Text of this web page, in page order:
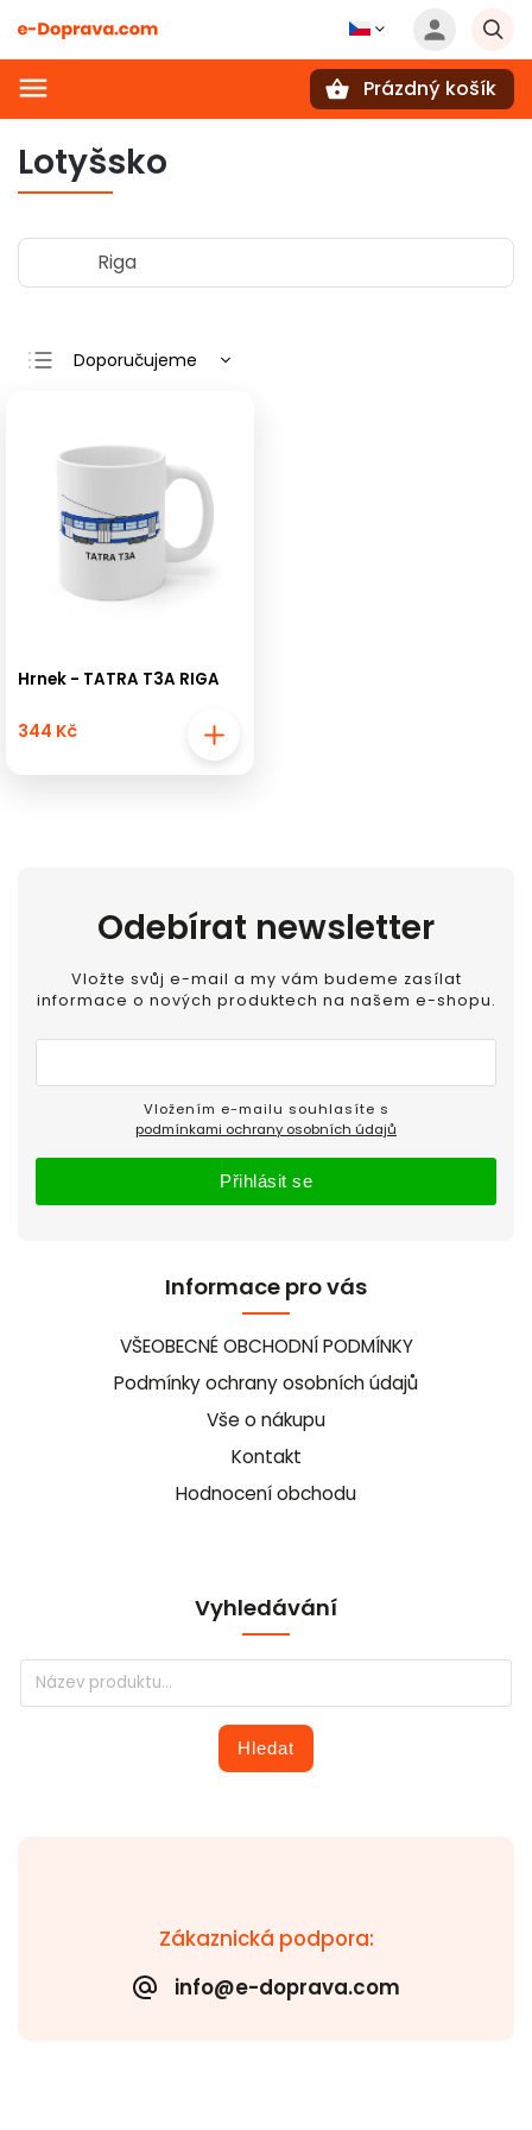
Prázdný košík
Lotyšsko
Riga
Doporučujeme
Nejprodávanější
Abecedně
Hrnek - TATRA T3A RIGA
344 Kč
Zákaznická podpora:
info@e-doprava.com
Informace pro vás
VŠEOBECNÉ OBCHODNÍ PODMÍNKY
Podmínky ochrany osobních údajů
Vše o nákupu
Kontakt
Hodnocení obchodu
Odebírat newsletter
Vložte svůj e-mail a my vám budeme zasílat
informace o nových produktech na našem e-shopu.
podmínkami ochrany osobních údajů
Přihlásit se
Vyhledávání
Hledat